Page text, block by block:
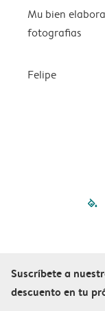
Mu bien
fotografias
Felipe
Suscríbete a
descuento en tu